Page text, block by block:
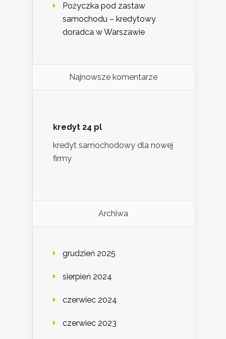
Pożyczka pod zastaw
samochodu – kredytowy
doradca w Warszawie
Najnowsze komentarze
kredyt 24 pl
kredyt samochodowy dla nowej
firmy
Archiwa
grudzień 2025
sierpień 2024
czerwiec 2024
czerwiec 2023